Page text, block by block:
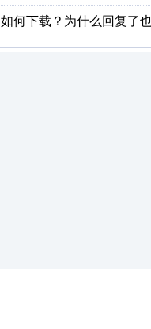
何下载？为什么回复了